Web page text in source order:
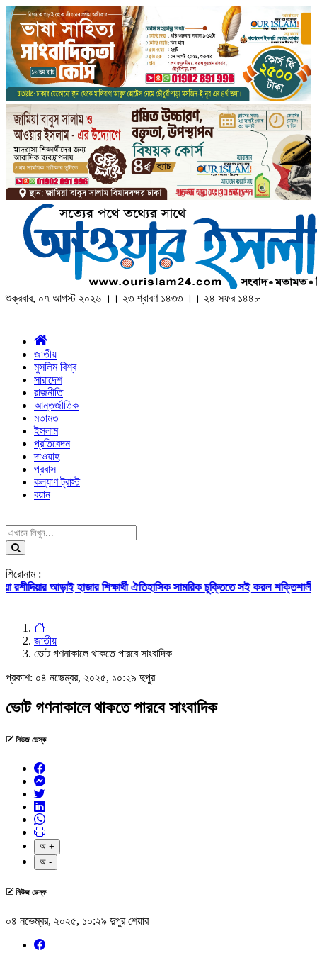
শুক্রবার, ০৭ আগস্ট ২০২৬ ।। ২৩ শ্রাবণ ১৪৩৩ ।। ২৪ সফর ১৪৪৮
জাতীয়
মুসলিম বিশ্ব
সারাদেশ
রাজনীতি
আন্তর্জাতিক
মতামত
ইসলাম
প্রতিবেদন
দাওয়াহ
প্রবাস
কল্যাণ ট্রাস্ট
বয়ান
শিরোনাম :
হাজার শিক্ষার্থীঐতিহাসিক সামরিক চুক্তিতে সই করল শক্তিশালী তিন মুসলিম
জাতীয়
ভোট গণনাকালে থাকতে পারবে সাংবাদিক
প্রকাশ: ০৪ নভেম্বর, ২০২৫, ১০:২৯ দুপুর
ভোট গণনাকালে থাকতে পারবে সাংবাদিক
নিউজ ডেস্ক
অ +
অ -
নিউজ ডেস্ক
০৪ নভেম্বর, ২০২৫, ১০:২৯ দুপুরশেয়ার